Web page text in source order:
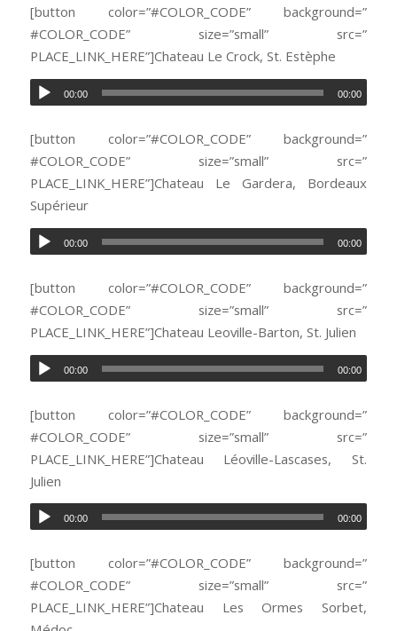
[button color=”#COLOR_CODE” background=”
#COLOR_CODE” size=”small” src=”
PLACE_LINK_HERE”]Chateau Le Crock, St. Estèphe
00:00 00:00
[button color=”#COLOR_CODE” background=”
#COLOR_CODE” size=”small” src=”
PLACE_LINK_HERE”]Chateau Le Gardera, Bordeaux
Supérieur
00:00 00:00
[button color=”#COLOR_CODE” background=”
#COLOR_CODE” size=”small” src=”
PLACE_LINK_HERE”]Chateau Leoville-Barton, St. Julien
00:00 00:00
[button color=”#COLOR_CODE” background=”
#COLOR_CODE” size=”small” src=”
PLACE_LINK_HERE”]Chateau Léoville-Lascases, St.
Julien
00:00 00:00
[button color=”#COLOR_CODE” background=”
#COLOR_CODE” size=”small” src=”
PLACE_LINK_HERE”]Chateau Les Ormes Sorbet,